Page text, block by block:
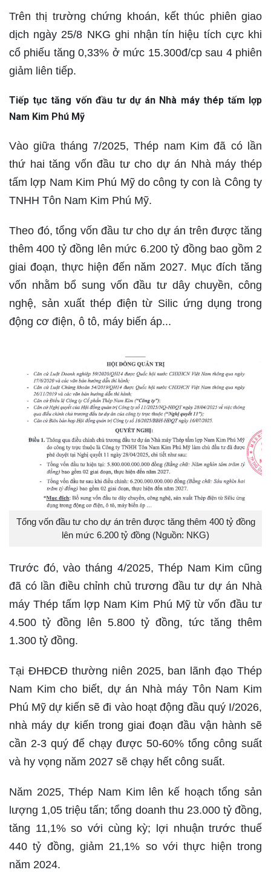
Trên thị trường chứng khoán, kết thúc phiên giao
dịch ngày 25/8 NKG ghi nhận tín hiệu tích cực khi
cổ phiếu tăng 0,33% ở mức 15.300đ/cp sau 4 phiên
giảm liên tiếp.
Tiếp tục tăng vốn đầu tư dự án Nhà máy thép tấm lợp
Nam Kim Phú Mỹ
Vào giữa tháng 7/2025, Thép nam Kim đã có lần
thứ hai tăng vốn đầu tư cho dự án Nhà máy thép
tấm lợp Nam Kim Phú Mỹ do công ty con là Công ty
TNHH Tôn Nam Kim Phú Mỹ.
Theo đó, tổng vốn đầu tư cho dự án trên được tăng
thêm 400 tỷ đồng lên mức 6.200 tỷ đồng bao gồm 2
giai đoạn, thực hiện đến năm 2027. Mục đích tăng
vốn nhằm bổ sung vốn đầu tư dây chuyền, công
nghệ, sản xuất thép điện từ Silic ứng dụng trong
động cơ điện, ô tô, máy biến áp...
Tổng vốn đầu tư cho dự án trên được tăng thêm 400 tỷ đồng
lên mức 6.200 tỷ đồng (Nguồn: NKG)
Trước đó, vào tháng 4/2025, Thép Nam Kim cũng
đã có lần điều chỉnh chủ trương đầu tư dự án Nhà
máy Thép tấm lợp Nam Kim Phú Mỹ từ vốn đầu tư
4.500 tỷ đồng lên 5.800 tỷ đồng, tức tăng thêm
1.300 tỷ đồng.
Tại ĐHĐCĐ thường niên 2025, ban lãnh đạo Thép
Nam Kim cho biết, dự án Nhà máy Tôn Nam Kim
Phú Mỹ dự kiến sẽ đi vào hoạt động đầu quý I/2026,
nhà máy dự kiến trong giai đoạn đầu vận hành sẽ
cần 2-3 quý để chạy được 50-60% tổng công suất
và hy vọng năm 2027 sẽ chạy hết công suất.
Năm 2025, Thép Nam Kim lên kế hoạch tổng sản
lượng 1,05 triệu tấn; tổng doanh thu 23.000 tỷ đồng,
tăng 11,1% so với cùng kỳ; lợi nhuận trước thuế
440 tỷ đồng, giảm 21,1% so với thực hiện trong
năm 2024.